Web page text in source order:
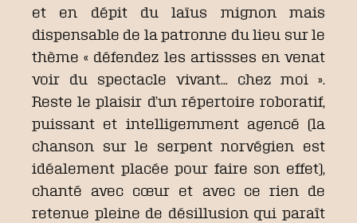
et en dépit du laïus mignon mais
dispensable de la patronne du lieu sur le
thème « défendez les artissses en venat
voir du spectacle vivant… chez moi ».
Reste le plaisir d’un répertoire roboratif,
puissant et intelligemment agencé (la
chanson sur le serpent norvégien est
idéalement placée pour faire son effet),
chanté avec cœur et avec ce rien de
retenue pleine de désillusion qui paraît